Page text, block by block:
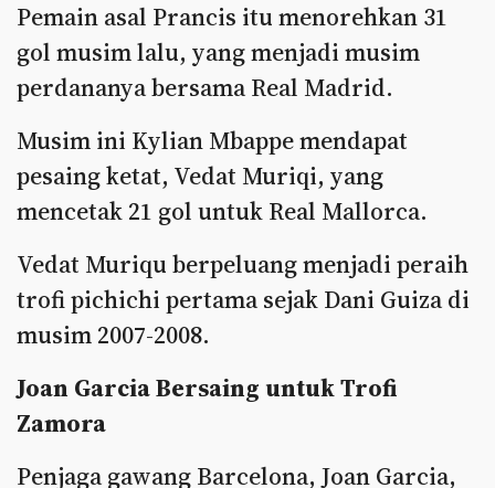
Pemain asal Prancis itu menorehkan 31
gol musim lalu, yang menjadi musim
perdananya bersama Real Madrid.
Musim ini Kylian Mbappe mendapat
pesaing ketat, Vedat Muriqi, yang
mencetak 21 gol untuk Real Mallorca.
Vedat Muriqu berpeluang menjadi peraih
trofi pichichi pertama sejak Dani Guiza di
musim 2007-2008.
Joan Garcia Bersaing untuk Trofi
Zamora
Penjaga gawang Barcelona, Joan Garcia,